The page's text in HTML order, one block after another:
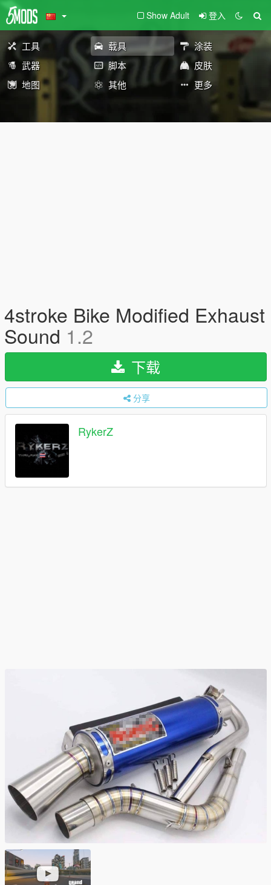
Show Adult 登入
工具 载具
涂装
武器
脚本
皮肤
地图
其他 更多
4stroke Bike Modified Exhaust
Sound 1.2
下载
分享
RykerZ